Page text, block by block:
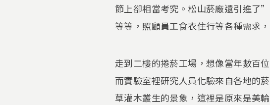
節上卻相當考究。松山菸廠還引進了
等等，照顧員工食衣住行等各種需求
走到二樓的捲菸工場，想像當年數百
而實驗室裡研究人員化驗來自各地的
草灌木叢生的景象，這裡是原來是美